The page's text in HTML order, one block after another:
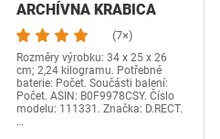
ARCHÍVNA KRABICA
KARTÓN A4 IDEA
úložná…
(7×)
Rozměry výrobku: 34 x 25 x 26
cm; 2,24 kilogramu. Potřebné
baterie: Počet. Součásti balení:
Počet. ASIN: B0F9978CSY. Číslo
modelu: 111331. Značka: D.RECT.
…